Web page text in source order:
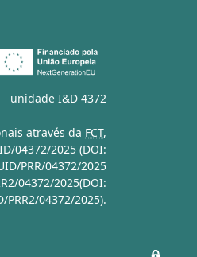
unidade I&D 4372
através da FCT,
04372/2025 (DOI:
PRR/04372/2025
04372/2025(DOI:
04372/2025).